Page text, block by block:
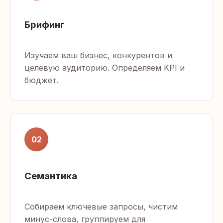
Брифинг
Изучаем ваш бизнес, конкурентов и
целевую аудиторию. Определяем KPI и
бюджет.
02
Семантика
Собираем ключевые запросы, чистим
минус-слова, группируем для